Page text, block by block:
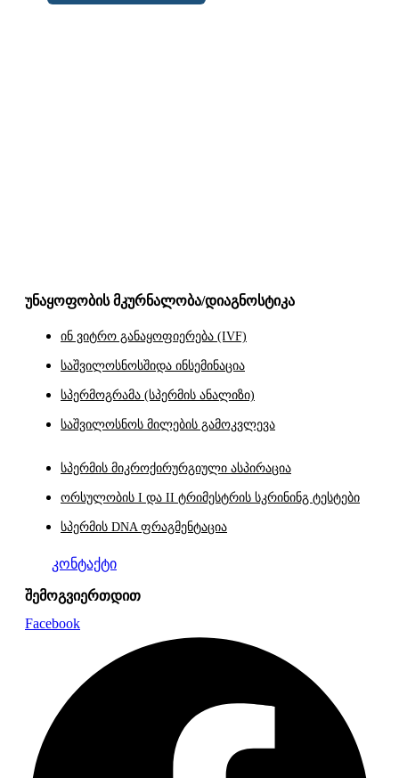
უნაყოფობის მკურნალობა/დიაგნოსტიკა
ინ ვიტრო განაყოფიერება (IVF)
საშვილოსნოსშიდა ინსემინაცია
სპერმოგრამა (სპერმის ანალიზი)
საშვილოსნოს მილების გამოკვლევა
სპერმის მიკროქირურგიული ასპირაცია
ორსულობის I და II ტრიმესტრის სკრინინგ ტესტები
სპერმის DNA ფრაგმენტაცია
კონტაქტი
შემოგვიერთდით
Facebook